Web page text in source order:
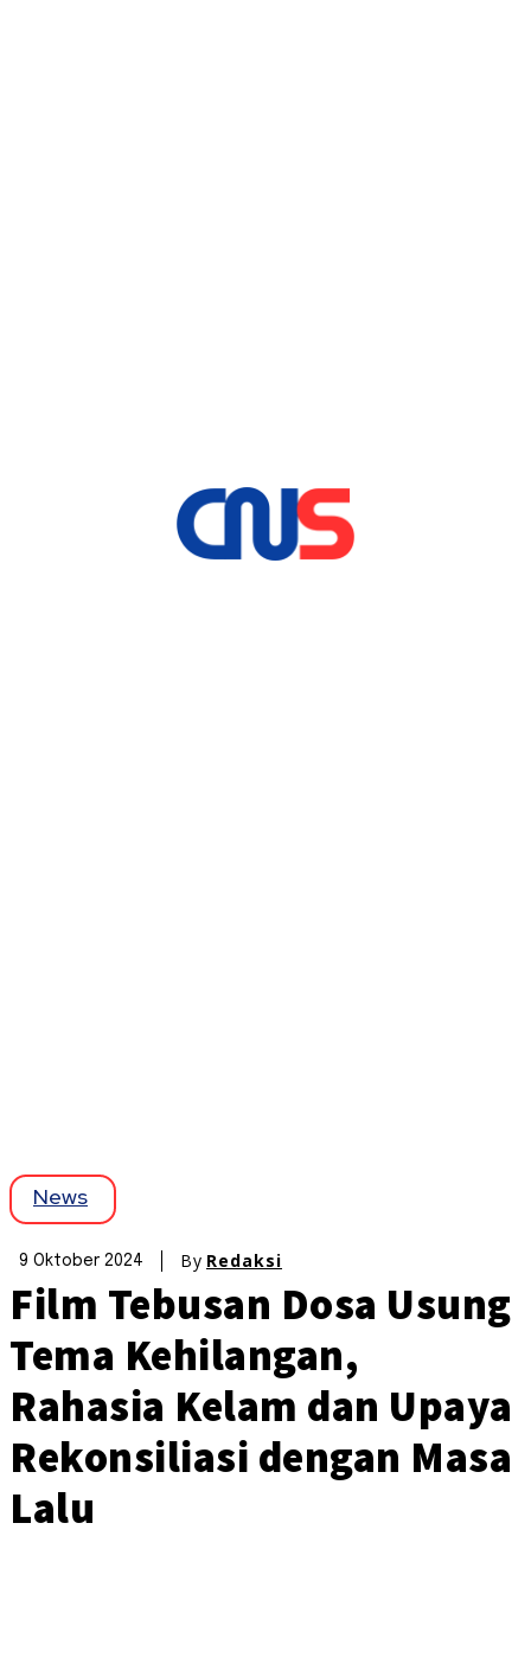
News
9 Oktober 2024 By Redaksi
Film Tebusan Dosa Usung
Tema Kehilangan,
Rahasia Kelam dan Upaya
Rekonsiliasi dengan Masa
Lalu